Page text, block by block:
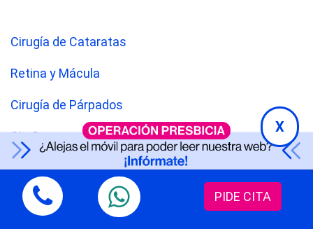
Cirugía de Cataratas
Retina y Mácula
Cirugía de Párpados
Ojo Seco
Somos Oftalvist
Equipo médico
X
PIDE CITA